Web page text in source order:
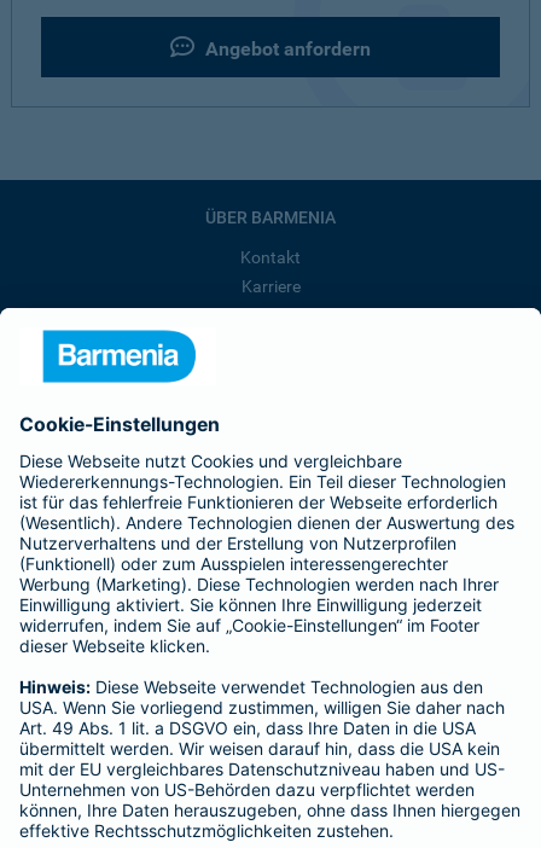
Angebot anfordern
ÜBER BARMENIA
Kontakt
Karriere
Presse
Barmenia ist Teil der BarmeniaGothaer
BELIEBTE SEITEN
Kranken-Zusatzversicherung
Tierversicherungen
Haftpflichtversicherung
Hausratversicherung
Adresse ändern
Schaden melden
Kilometerstandsmeldung
Serviceübersicht